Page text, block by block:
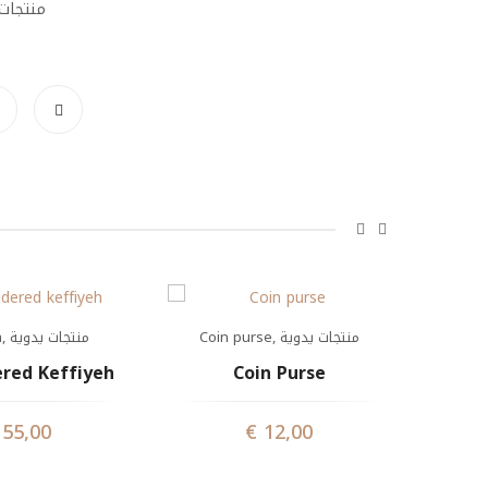
, منتجات يدوية
Keffiyeh
55,00
Coin purse, منتجات يدوية
Coin Purse
€ 12,00